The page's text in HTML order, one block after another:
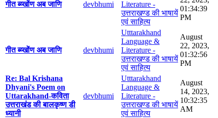
गीत ब्य्खोंण अब जाणि devbhumi
Literature -
उत्तराखण्ड की भाषायें
एवं साहित्य
01:34:39
PM
गीत ब्य्खोंण अब जाणि devbhumi
Utttarakhand
Language &
Literature -
उत्तराखण्ड की भाषायें
एवं साहित्य
August
22, 2023,
01:32:56
PM
Re: Bal Krishana
Dhyani's Poem on
Uttarakhand-कविता
उत्तराखंड की बालकृष्ण डी
ध्यानी
devbhumi
Utttarakhand
Language &
Literature -
उत्तराखण्ड की भाषायें
एवं साहित्य
August
14, 2023,
10:32:35
AM